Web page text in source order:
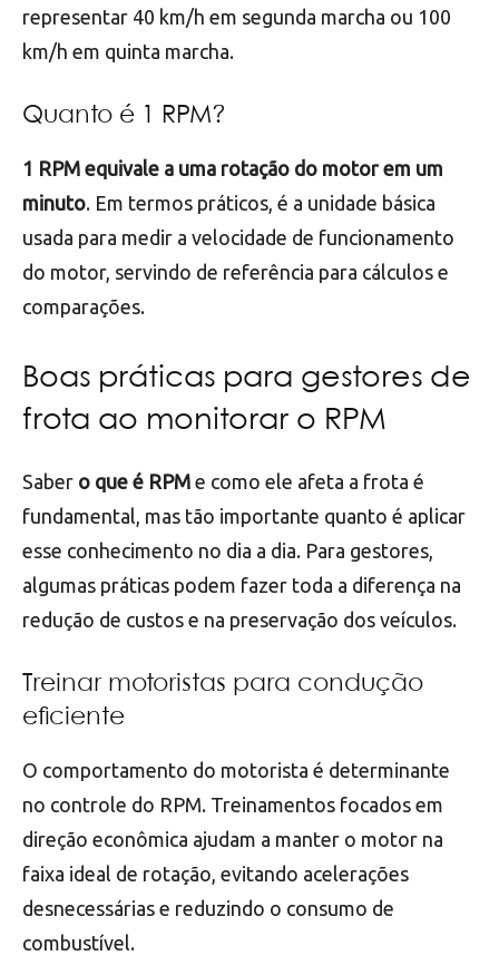
representar 40 km/h em segunda marcha ou 100
km/h em quinta marcha.
Quanto é 1 RPM?
1 RPM equivale a uma rotação do motor em um
minuto. Em termos práticos, é a unidade básica
usada para medir a velocidade de funcionamento
do motor, servindo de referência para cálculos e
comparações.
Boas práticas para gestores de
frota ao monitorar o RPM
Saber o que é RPM e como ele afeta a frota é
fundamental, mas tão importante quanto é aplicar
esse conhecimento no dia a dia. Para gestores,
algumas práticas podem fazer toda a diferença na
redução de custos e na preservação dos veículos.
Treinar motoristas para condução
eficiente
O comportamento do motorista é determinante
no controle do RPM. Treinamentos focados em
direção econômica ajudam a manter o motor na
faixa ideal de rotação, evitando acelerações
desnecessárias e reduzindo o consumo de
combustível.